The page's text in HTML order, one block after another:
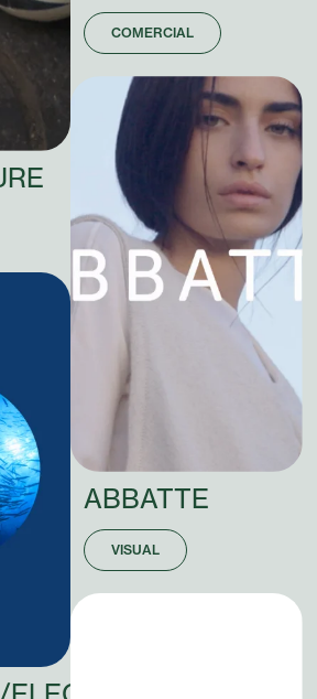
COMERCIAL
ABBATTE
VISUAL